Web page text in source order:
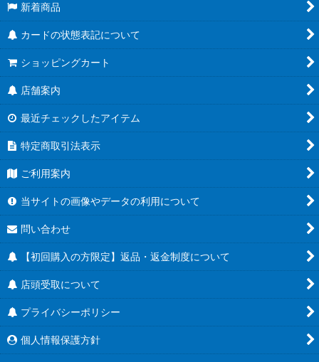
新着商品
カードの状態表記について
ショッピングカート
店舗案内
最近チェックしたアイテム
特定商取引法表示
ご利用案内
当サイトの画像やデータの利用について
問い合わせ
【初回購入の方限定】返品・返金制度について
店頭受取について
プライバシーポリシー
個人情報保護方針